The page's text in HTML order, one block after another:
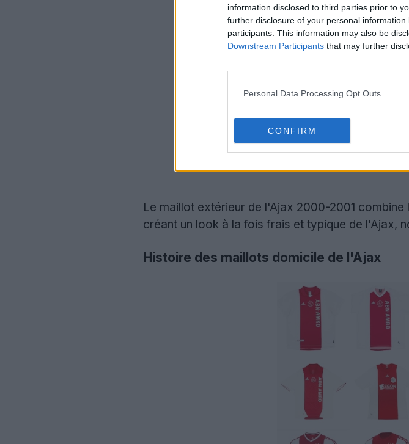
information disclosed to third parties prior to
further disclosure of your personal
participants. This information may also be
Downstream Participants that may further
Personal Data Processing Opt Outs
CONFIRM
Le maillot extérieur de l'Ajax 2000-2001
créant un look à la fois frais et typique de l'Ajax,
Histoire des maillots domicile de l'Ajax